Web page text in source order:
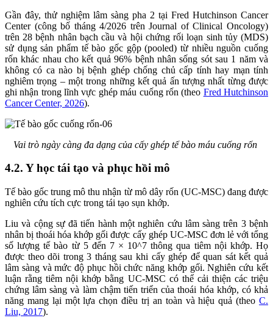
Gần đây, thử nghiệm lâm sàng pha 2 tại Fred Hutchinson Cancer
Center (công bố tháng 4/2026 trên Journal of Clinical Oncology)
trên 28 bệnh nhân bạch cầu và hội chứng rối loạn sinh tủy (MDS)
sử dụng sản phẩm tế bào gốc gộp (pooled) từ nhiều nguồn cuống
rốn khác nhau cho kết quả 96% bệnh nhân sống sót sau 1 năm và
không có ca nào bị bệnh ghép chống chủ cấp tính hay mạn tính
nghiêm trọng – một trong những kết quả ấn tượng nhất từng được
ghi nhận trong lĩnh vực ghép máu cuống rốn (theo Fred Hutchinson
Cancer Center, 2026).
Vai trò ngày càng đa dạng của cấy ghép tế bào máu cuống rốn
4.2. Y học tái tạo và phục hồi mô
Tế bào gốc trung mô thu nhận từ mô dây rốn (UC-MSC) đang được
nghiên cứu tích cực trong tái tạo sụn khớp.
Liu và cộng sự đã tiến hành một nghiên cứu lâm sàng trên 3 bệnh
nhân bị thoái hóa khớp gối được cấy ghép UC-MSC đơn lẻ với tổng
số lượng tế bào từ 5 đến 7 × 10^7 thông qua tiêm nội khớp. Họ
được theo dõi trong 3 tháng sau khi cấy ghép để quan sát kết quả
lâm sàng và mức độ phục hồi chức năng khớp gối. Nghiên cứu kết
luận rằng tiêm nội khớp bằng UC-MSC có thể cải thiện các triệu
chứng lâm sàng và làm chậm tiến triển của thoái hóa khớp, có khả
năng mang lại một lựa chọn điều trị an toàn và hiệu quả (theo C.
Liu, 2017).